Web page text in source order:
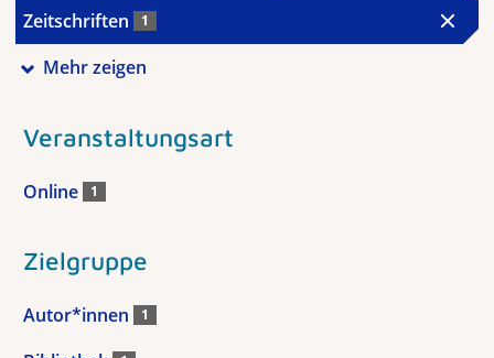
Zeitschriften 1
Mehr zeigen
Veranstaltungsart
Online 1
Zielgruppe
Autor*innen 1